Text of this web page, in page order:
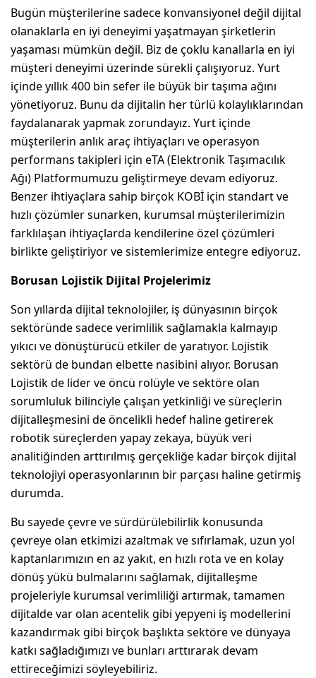
Bugün müşterilerine sadece konvansiyonel değil dijital
olanaklarla en iyi deneyimi yaşatmayan şirketlerin
yaşaması mümkün değil. Biz de çoklu kanallarla en iyi
müşteri deneyimi üzerinde sürekli çalışıyoruz. Yurt
içinde yıllık 400 bin sefer ile büyük bir taşıma ağını
yönetiyoruz. Bunu da dijitalin her türlü kolaylıklarından
faydalanarak yapmak zorundayız. Yurt içinde
müşterilerin anlık araç ihtiyaçları ve operasyon
performans takipleri için eTA (Elektronik Taşımacılık
Ağı) Platformumuzu geliştirmeye devam ediyoruz.
Benzer ihtiyaçlara sahip birçok KOBİ için standart ve
hızlı çözümler sunarken, kurumsal müşterilerimizin
farklılaşan ihtiyaçlarda kendilerine özel çözümleri
birlikte geliştiriyor ve sistemlerimize entegre ediyoruz.
Borusan Lojistik Dijital Projelerimiz
Son yıllarda dijital teknolojiler, iş dünyasının birçok
sektöründe sadece verimlilik sağlamakla kalmayıp
yıkıcı ve dönüştürücü etkiler de yaratıyor. Lojistik
sektörü de bundan elbette nasibini alıyor. Borusan
Lojistik de lider ve öncü rolüyle ve sektöre olan
sorumluluk bilinciyle çalışan yetkinliği ve süreçlerin
dijitalleşmesini de öncelikli hedef haline getirerek
robotik süreçlerden yapay zekaya, büyük veri
analitiğinden arttırılmış gerçekliğe kadar birçok dijital
teknolojiyi operasyonlarının bir parçası haline getirmiş
durumda.
Bu sayede çevre ve sürdürülebilirlik konusunda
çevreye olan etkimizi azaltmak ve sıfırlamak, uzun yol
kaptanlarımızın en az yakıt, en hızlı rota ve en kolay
dönüş yükü bulmalarını sağlamak, dijitalleşme
projeleriyle kurumsal verimliliği artırmak, tamamen
dijitalde var olan acentelik gibi yepyeni iş modellerini
kazandırmak gibi birçok başlıkta sektöre ve dünyaya
katkı sağladığımızı ve bunları arttırarak devam
ettireceğimizi söyleyebiliriz.